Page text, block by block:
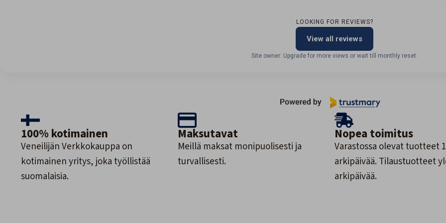
LOOKING FOR REVIEWS?
View all reviews
Site owner: Upgrade for more views or wait till monthly reset.
100% kotimainen
Veneilijän Verkkokauppa on
kotimainen yritys, joka työllistää
suomalaisia.
Maksutavat
Meillä maksat monipuolisesti ja
turvallisesti.
Nopea toimitus
Varastossa olevat tuotteet
arkipäivää. Tilaustuotteet
arkipäivää.